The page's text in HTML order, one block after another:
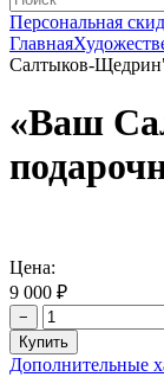
Персональная
Главная
Салтыков-
«Ваш
Цена:
9 000 ₽
−
Дополнительные